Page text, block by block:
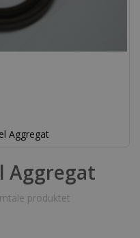
Aggregat
Aggregat
produktet